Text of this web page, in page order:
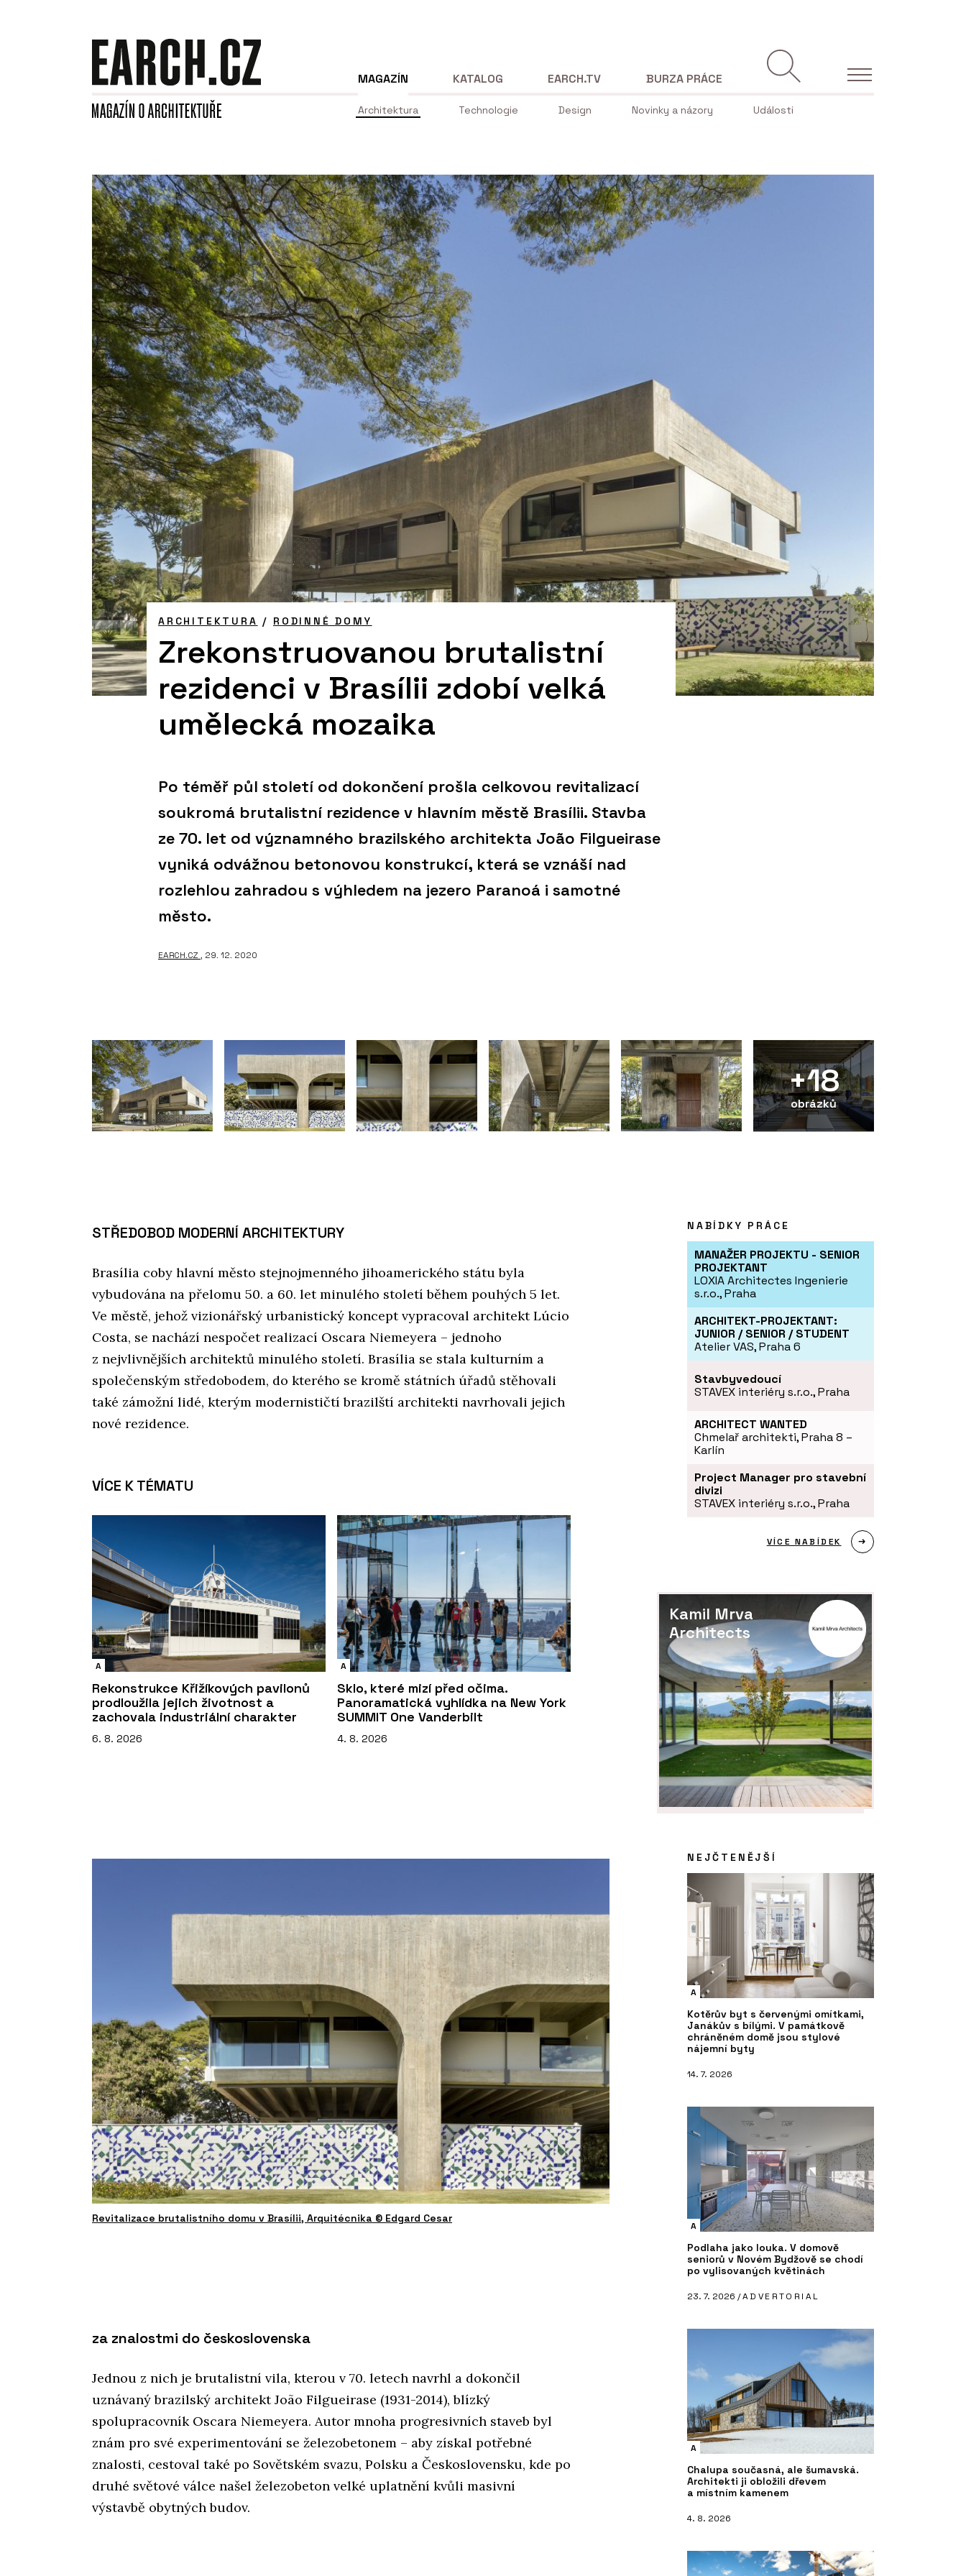
MAGAZÍN
Architektura Technologie Design Novinky a názory Události
KATALOG EARCH.TV BURZA PRÁCE
ARCHITEKTURA / RODINNÉ DOMY
Zrekonstruovanou brutalistní
rezidenci v Brasílii zdobí velká
umělecká mozaika
Po téměř půl století od dokončení prošla celkovou revitalizací
soukromá brutalistní rezidence v hlavním městě Brasílii. Stavba
ze 70. let od významného brazilského architekta João Filgueirase
vyniká odvážnou betonovou konstrukcí, která se vznáší nad
rozlehlou zahradou s výhledem na jezero Paranoá i samotné
město.
EARCH.CZ , 29. 12. 2020
+18
obrázků
STŘEDOBOD MODERNÍ ARCHITEKTURY
Brasília coby hlavní město stejnojmenného jihoamerického státu byla
vybudována na přelomu 50. a 60. let minulého století během pouhých 5 let.
Ve městě, jehož vizionářský urbanistický koncept vypracoval architekt Lúcio
Costa, se nachází nespočet realizací Oscara Niemeyera – jednoho
z nejvlivnějších architektů minulého století. Brasília se stala kulturním a
společenským středobodem, do kterého se kromě státních úřadů stěhovali
také zámožní lidé, kterým modernističtí brazilští architekti navrhovali jejich
nové rezidence.
VÍCE K TÉMATU
A
Rekonstrukce Křižíkových pavilonů
prodloužila jejich životnost a
zachovala industriální charakter
6. 8. 2026
A
Sklo, které mizí před očima.
Panoramatická vyhlídka na New York
SUMMIT One Vanderbilt
4. 8. 2026
Revitalizace brutalistního domu v Brasílii, Arquitécnika © Edgard Cesar
za znalostmi do československa
Jednou z nich je brutalistní vila, kterou v 70. letech navrhl a dokončil
uznávaný brazilský architekt João Filgueirase (1931-2014), blízký
spolupracovník Oscara Niemeyera. Autor mnoha progresivních staveb byl
znám pro své experimentování se železobetonem – aby získal potřebné
znalosti, cestoval také po Sovětském svazu, Polsku a Československu, kde po
druhé světové válce našel železobeton velké uplatnění kvůli masivní
výstavbě obytných budov.
NABÍDKY PRÁCE
MANAŽER PROJEKTU - SENIOR
PROJEKTANT
LOXIA Architectes Ingenierie
s.r.o., Praha
ARCHITEKT-PROJEKTANT:
JUNIOR / SENIOR / STUDENT
Atelier VAS, Praha 6
Stavbyvedoucí
STAVEX interiéry s.r.o., Praha
ARCHITECT WANTED
Chmelař architekti, Praha 8 –
Karlín
Project Manager pro stavební
divizi
STAVEX interiéry s.r.o., Praha
VÍCE NABÍDEK
Kamil Mrva
Architects
NEJČTENĚJŠÍ
A
Kotěrův byt s červenými omítkami,
Janákův s bílými. V památkově
chráněném domě jsou stylové
nájemní byty
14. 7. 2026
A
Podlaha jako louka. V domově
seniorů v Novém Bydžově se chodí
po vylisovaných květinách
23. 7. 2026 /ADVERTORIAL
A
Chalupa současná, ale šumavská.
Architekti ji obložili dřevem
a místním kamenem
4. 8. 2026